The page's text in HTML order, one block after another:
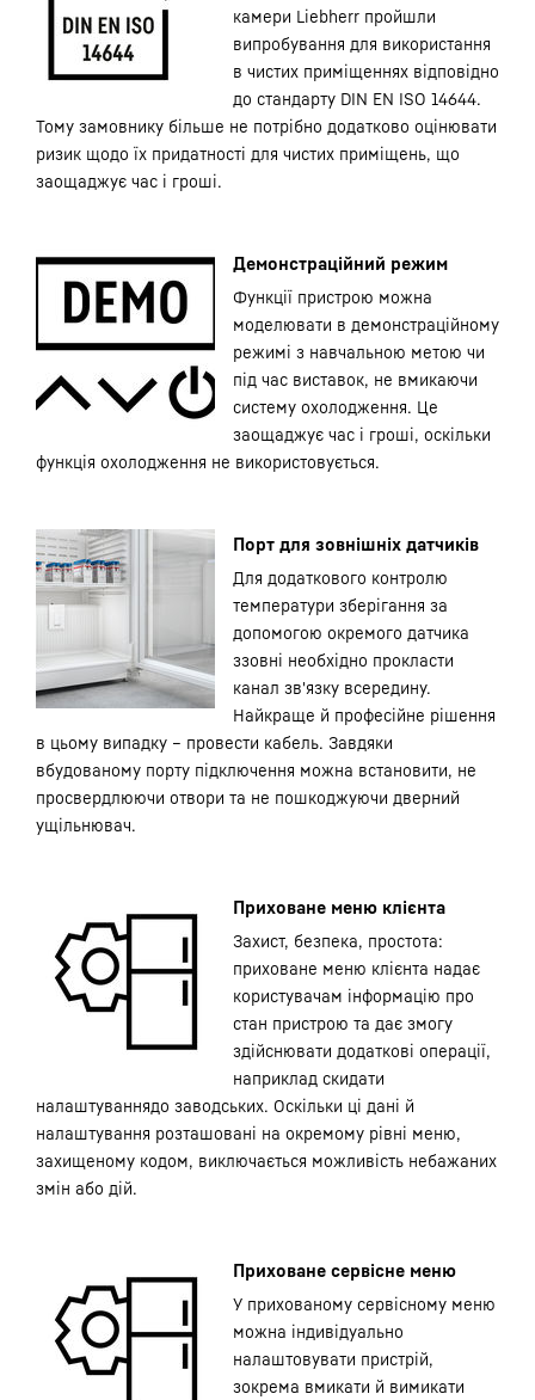
камери Liebherr пройшли
випробування для використання
в чистих приміщеннях відповідно
до стандарту DIN EN ISO 14644.
Тому замовнику більше не потрібно додатково оцінювати
ризик щодо їх придатності для чистих приміщень, що
заощаджує час і гроші.
Демонстраційний режим
Функції пристрою можна
моделювати в демонстраційному
режимі з навчальною метою чи
під час виставок, не вмикаючи
систему охолодження. Це
заощаджує час і гроші, оскільки
функція охолодження не використовується.
Порт для зовнішніх датчиків
Для додаткового контролю
температури зберігання за
допомогою окремого датчика
ззовні необхідно прокласти
канал зв'язку всередину.
Найкраще й професійне рішення
в цьому випадку – провести кабель. Завдяки
вбудованому порту підключення можна встановити, не
просвердлюючи отвори та не пошкоджуючи дверний
ущільнювач.
Приховане меню клієнта
Захист, безпека, простота:
приховане меню клієнта надає
користувачам інформацію про
стан пристрою та дає змогу
здійснювати додаткові операції,
наприклад скидати
налаштуваннядо заводських. Оскільки ці дані й
налаштування розташовані на окремому рівні меню,
захищеному кодом, виключається можливість небажаних
змін або дій.
Приховане сервісне меню
У прихованому сервісному меню
можна індивідуально
налаштовувати пристрій,
зокрема вмикати й вимикати